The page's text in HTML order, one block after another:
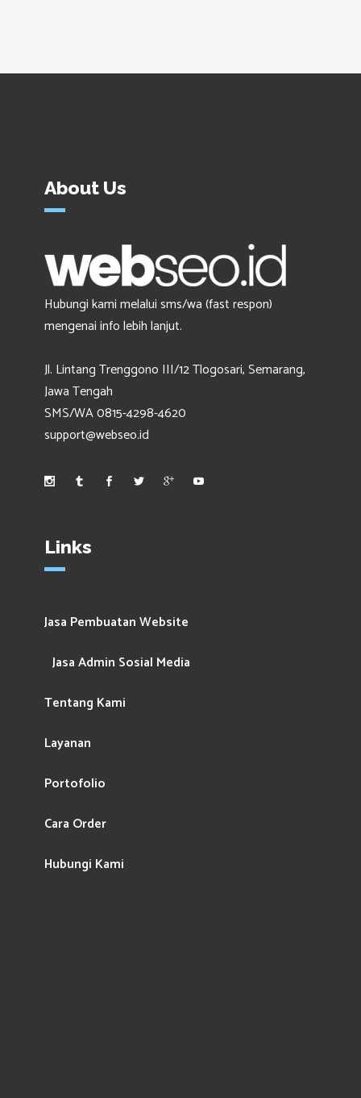
About Us
Hubungi kami melalui sms/wa (fast respon)
mengenai info lebih lanjut.
Jl. Lintang Trenggono III/12 Tlogosari, Semarang,
Jawa Tengah
SMS/WA 0815-4298-4620
support@webseo.id
Links
Jasa Pembuatan Website
Jasa Admin Sosial Media
Tentang Kami
Layanan
Portofolio
Cara Order
Hubungi Kami